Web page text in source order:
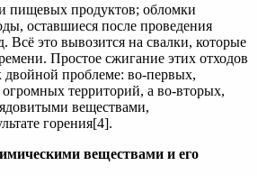
пищевых продуктов; обломки
оставшиеся после проведения
Всё это вывозится на свалки, которые
Простое сжигание этих отходов
двойной проблеме: во-первых,
огромных территорий, а во-вторых,
веществами,
горения[4].
веществами и его